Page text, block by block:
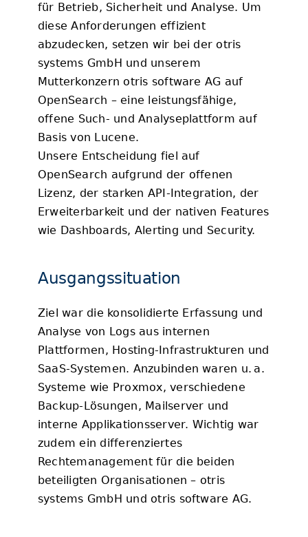
für Betrieb, Sicherheit und Analyse. Um
diese Anforderungen effizient
abzudecken, setzen wir bei der otris
systems GmbH und unserem
Mutterkonzern otris software AG auf
OpenSearch – eine leistungsfähige,
offene Such- und Analyseplattform auf
Basis von Lucene.
Unsere Entscheidung fiel auf
OpenSearch aufgrund der offenen
Lizenz, der starken API-Integration, der
Erweiterbarkeit und der nativen Features
wie Dashboards, Alerting und Security.
Ausgangssituation
Ziel war die konsolidierte Erfassung und
Analyse von Logs aus internen
Plattformen, Hosting-Infrastrukturen und
SaaS-Systemen. Anzubinden waren u. a.
Systeme wie Proxmox, verschiedene
Backup-Lösungen, Mailserver und
interne Applikationsserver. Wichtig war
zudem ein differenziertes
Rechtemanagement für die beiden
beteiligten Organisationen – otris
systems GmbH und otris software AG.